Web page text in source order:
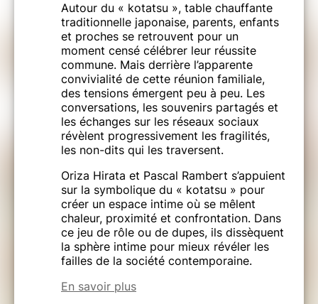
Autour du « kotatsu », table chauffante
traditionnelle japonaise, parents, enfants
et proches se retrouvent pour un
moment censé célébrer leur réussite
commune. Mais derrière l’apparente
convivialité de cette réunion familiale,
des tensions émergent peu à peu. Les
conversations, les souvenirs partagés et
les échanges sur les réseaux sociaux
révèlent progressivement les fragilités,
les non-dits qui les traversent.
Oriza Hirata et Pascal Rambert s’appuient
sur la symbolique du « kotatsu » pour
créer un espace intime où se mêlent
chaleur, proximité et confrontation. Dans
ce jeu de rôle ou de dupes, ils dissèquent
la sphère intime pour mieux révéler les
failles de la société contemporaine.
En savoir plus